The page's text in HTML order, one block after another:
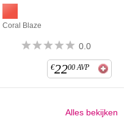
Coral Blaze
0.0
€2200 AVP
Alles bekijken